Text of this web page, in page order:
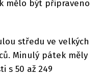
mělo být připraveno
středu ve velkých
Minulý pátek měly
s 50 až 249